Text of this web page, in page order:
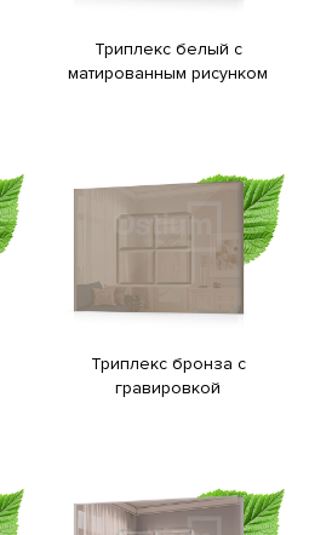
Триплекс белый с
матированным рисунком
Триплекс бронза с
гравировкой